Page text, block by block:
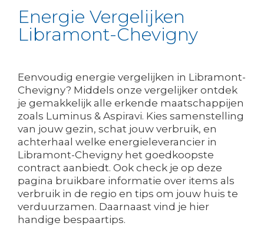
Energie Vergelijken
Libramont-Chevigny
Eenvoudig energie vergelijken in Libramont-
Chevigny? Middels onze vergelijker ontdek
je gemakkelijk alle erkende maatschappijen
zoals Luminus & Aspiravi. Kies samenstelling
van jouw gezin, schat jouw verbruik, en
achterhaal welke energieleverancier in
Libramont-Chevigny het goedkoopste
contract aanbiedt. Ook check je op deze
pagina bruikbare informatie over items als
verbruik in de regio en tips om jouw huis te
verduurzamen. Daarnaast vind je hier
handige bespaartips.